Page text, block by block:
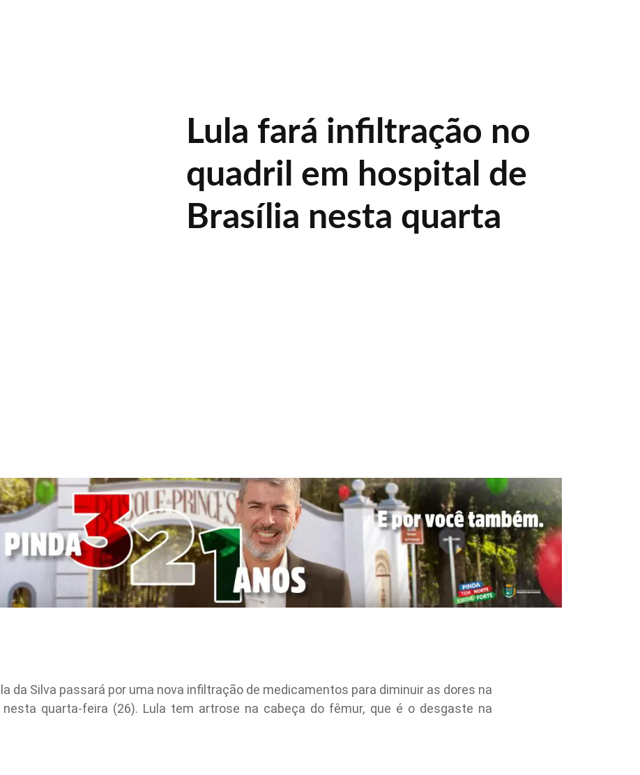
Lula fará infiltração no
quadril em hospital de
Brasília nesta quarta
da Silva passará por uma nova infiltração de medicamentos para diminuir as dores na
nesta quarta-feira (26). Lula tem artrose na cabeça do fêmur, que é o desgaste na